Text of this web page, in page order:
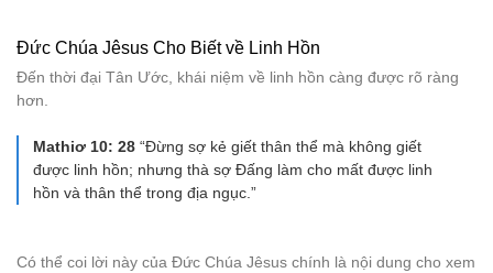
Đức Chúa Jêsus Cho Biết về Linh Hồn
Đến thời đại Tân Ước, khái niệm về linh hồn càng được rõ ràng
hơn.
Mathiơ 10: 28 “Đừng sợ kẻ giết thân thể mà không giết
được linh hồn; nhưng thà sợ Đấng làm cho mất được linh
hồn và thân thể trong địa ngục.”
Có thể coi lời này của Đức Chúa Jêsus chính là nội dung cho xem